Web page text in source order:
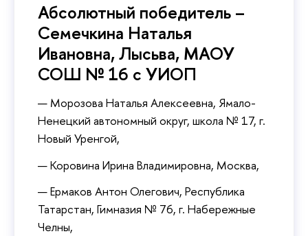
Абсолютный победитель –
Семечкина Наталья
Ивановна, Лысьва, МАОУ
СОШ № 16 c УИОП
Морозова Наталья Алексеевна, Ямало-
Ненецкий автономный округ, школа № 17, г.
Новый Уренгой,
Коровина Ирина Владимировна, Москва,
Ермаков Антон Олегович, Республика
Татарстан, Гимназия № 76, г. Набережные
Челны,